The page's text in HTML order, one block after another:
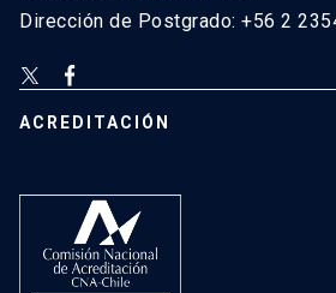
Dirección de Postgrado: +56 2
ACREDITACIÓN